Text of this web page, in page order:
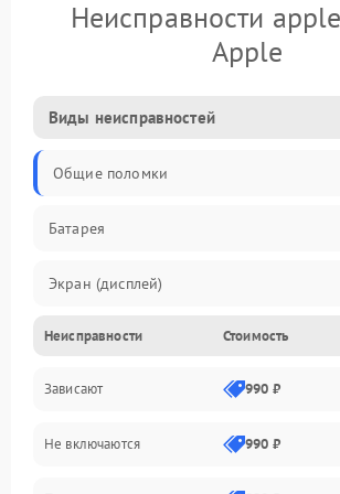
Неисправности
Apple
Виды неисправностей
Общие поломки
Батарея
Экран (дисплей)
Электропитание
Датчики
Связь
Неисправности Стоимость
Зависают 990 ₽
Не включаются 990 ₽